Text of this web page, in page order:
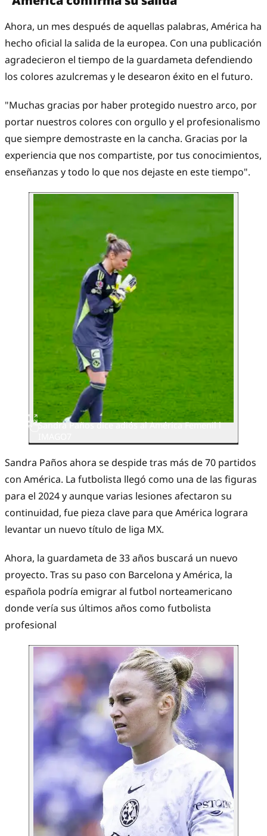
Ahora, un mes después de aquellas palabras, América ha
hecho oficial la salida de la europea. Con una publicación
agradecieron el tiempo de la guardameta defendiendo
los colores azulcremas y le desearon éxito en el futuro.
"Muchas gracias por haber protegido nuestro arco, por
portar nuestros colores con orgullo y el profesionalismo
que siempre demostraste en la cancha. Gracias por la
experiencia que nos compartiste, por tus conocimientos,
enseñanzas y todo lo que nos dejaste en este tiempo".
Sandra Paños dice adiós al América Femenil l
Sandra Paños ahora se despide tras más de 70 partidos
con América. La futbolista llegó como una de las figuras
para el 2024 y aunque varias lesiones afectaron su
continuidad, fue pieza clave para que América lograra
levantar un nuevo título de liga MX.
Ahora, la guardameta de 33 años buscará un nuevo
proyecto. Tras su paso con Barcelona y América, la
española podría emigrar al futbol norteamericano
donde vería sus últimos años como futbolista
profesional